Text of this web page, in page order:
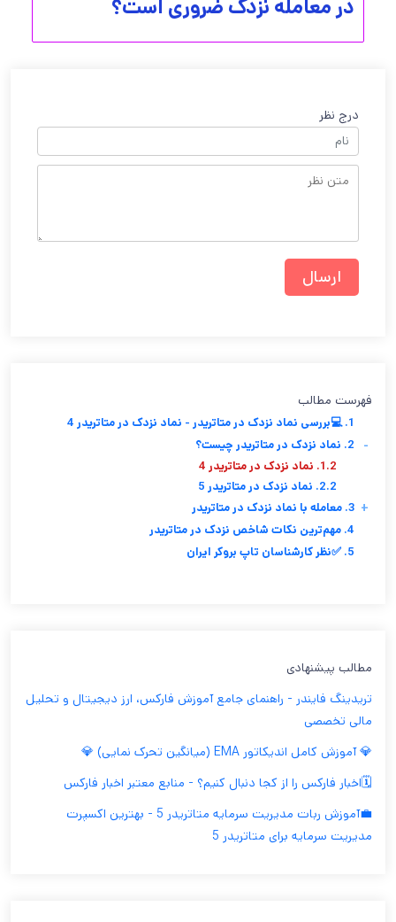
در معامله نزدک ضروری است؟
درج نظر
فهرست مطالب
1. 💻بررسی نماد نزدک در متاتریدر - نماد نزدک در متاتریدر 4
2. نماد نزدک در متاتریدر چیست؟
-
1.2. نماد نزدک در متاتریدر 4
2.2. نماد نزدک در متاتریدر 5
3. معامله با نماد نزدک در متاتریدر +
4. مهم‌ترین نکات شاخص نزدک در متاتریدر
5. ✅نظر کارشناسان تاپ بروکر ایران
مطالب پیشنهادی
تریدینگ فایندر - راهنمای جامع آموزش فارکس، ارز دیجیتال و تحلیل
مالی تخصصی
💎 آموزش کامل اندیکاتور EMA (میانگین تحرک نمایی) 💎
🗓️اخبار فارکس را از کجا دنبال کنیم؟ - منابع معتبر اخبار فارکس
💼آموزش ربات مدیریت سرمایه متاتریدر 5 - بهترین اکسپرت
مدیریت سرمایه برای متاتریدر 5